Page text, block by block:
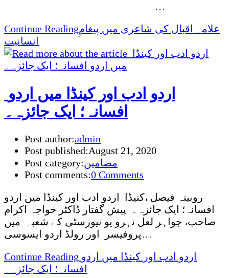
…
Continue Readingعلامہ اقبال کی شاعری میں پیغامِ
انسانیت
افسانہ؛ ایک جائزہ۔
Post author:admin
Post published:August 21, 2020
Post category:مضامین
Post comments:0 Comments
روبینہ فیصل ،کنیڈا اردو ادب اور کینڈا میں اردو
افسانہ؛ ایک جائزہ۔ پیش گفتار ڈاکٹر خواجہ اکرام
صاحب، جواہر لعل نہرو یو نیورسٹی کے شعبہ میں
پروفیسر اور رولڈ اردو ایسوسی…
Continue Reading
افسانہ؛ ایک جائزہ۔